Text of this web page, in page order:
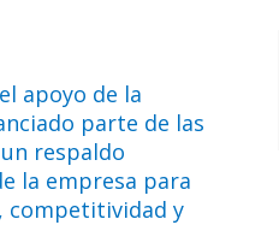
apoyo de la
parte de las
respaldo
la empresa para
competitividad y